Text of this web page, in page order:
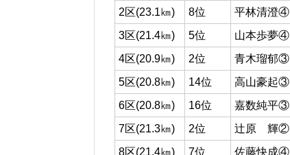
2区(23.1㎞)
8位 平林清澄④
3区(21.4㎞)
5位 山本歩夢④
4区(20.9㎞)
2位 青木瑠郁③
5区(20.8㎞)
14位 高山豪起③
6区(20.8㎞)
16位 嘉数純平③
7区(21.3㎞)
2位 辻原 輝②
8区(21.4㎞)
7位 佐藤快成④